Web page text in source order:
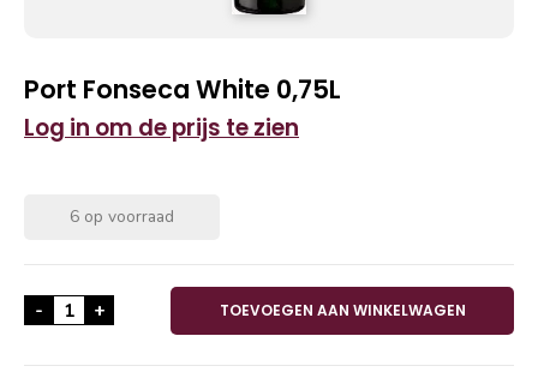
Port Fonseca White 0,75L
Log in om de prijs te zien
6 op voorraad
- Port Fonseca White 0,75L aantal
+ TOEVOEGEN AAN WINKELWAGEN